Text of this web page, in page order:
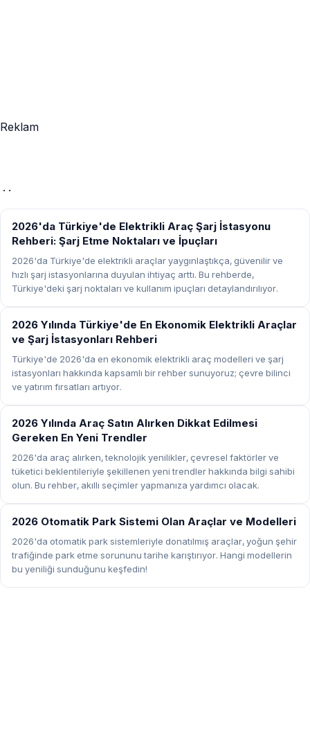
Reklam
· ·
REHBER
2026'da Türkiye'de Elektrikli Araç Şarj İstasyonu
Rehberi: Şarj Etme Noktaları ve İpuçları
2026'da Türkiye'de elektrikli araçlar yaygınlaştıkça, güvenilir ve
hızlı şarj istasyonlarına duyulan ihtiyaç arttı. Bu rehberde,
Türkiye'deki şarj noktaları ve kullanım ipuçları detaylandırılıyor.
REHBER
2026 Yılında Türkiye'de En Ekonomik Elektrikli Araçlar
ve Şarj İstasyonları Rehberi
Türkiye'de 2026'da en ekonomik elektrikli araç modelleri ve şarj
istasyonları hakkında kapsamlı bir rehber sunuyoruz; çevre bilinci
ve yatırım fırsatları artıyor.
REHBER
2026 Yılında Araç Satın Alırken Dikkat Edilmesi
Gereken En Yeni Trendler
2026'da araç alırken, teknolojik yenilikler, çevresel faktörler ve
tüketici beklentileriyle şekillenen yeni trendler hakkında bilgi sahibi
olun. Bu rehber, akıllı seçimler yapmanıza yardımcı olacak.
REHBER
2026 Otomatik Park Sistemi Olan Araçlar ve Modelleri
2026'da otomatik park sistemleriyle donatılmış araçlar, yoğun şehir
trafiğinde park etme sorununu tarihe karıştırıyor. Hangi modellerin
bu yeniliği sunduğunu keşfedin!